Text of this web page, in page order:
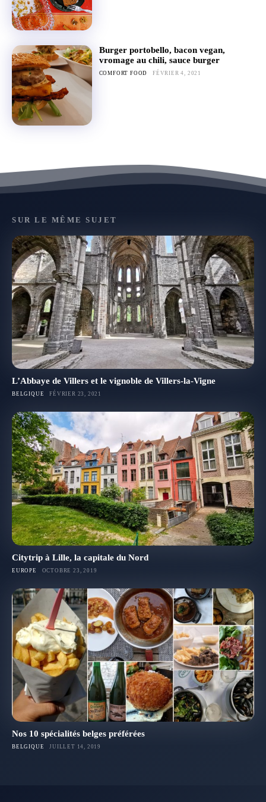
Burger portobello, bacon vegan,
vromage au chili, sauce burger
COMFORT FOOD FÉVRIER 4, 2021
SUR LE MÊME SUJET
L’Abbaye de Villers et le vignoble de Villers-la-Vigne
BELGIQUE FÉVRIER 23, 2021
Citytrip à Lille, la capitale du Nord
EUROPE OCTOBRE 23, 2019
Nos 10 spécialités belges préférées
BELGIQUE JUILLET 14, 2019